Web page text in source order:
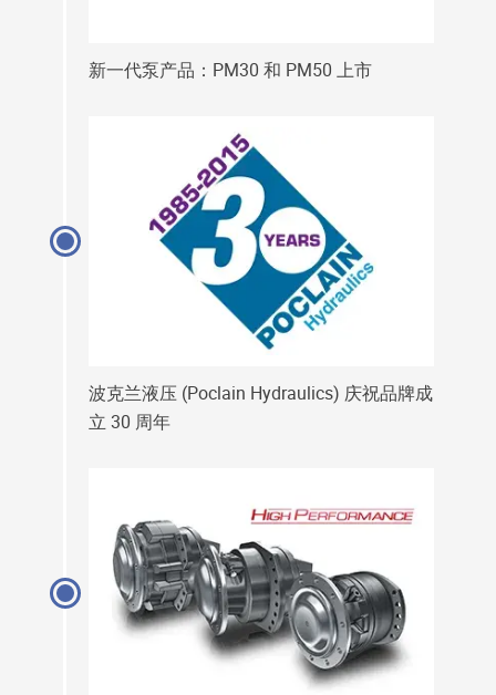
新一代泵产品：PM30 和 PM50 上市
波克兰液压 (Poclain Hydraulics) 庆祝品牌成
立 30 周年